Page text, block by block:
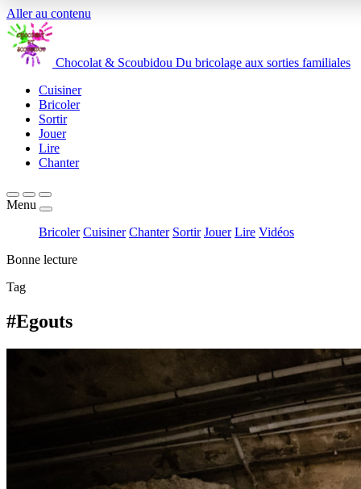
Aller au contenu
Chocolat & Scoubidou Du bricolage aux sorties familiales
Cuisiner
Bricoler
Sortir
Jouer
Lire
Chanter
Menu
Bricoler Cuisiner Chanter Sortir Jouer Lire Vidéos
Bonne lecture
Tag
#Egouts